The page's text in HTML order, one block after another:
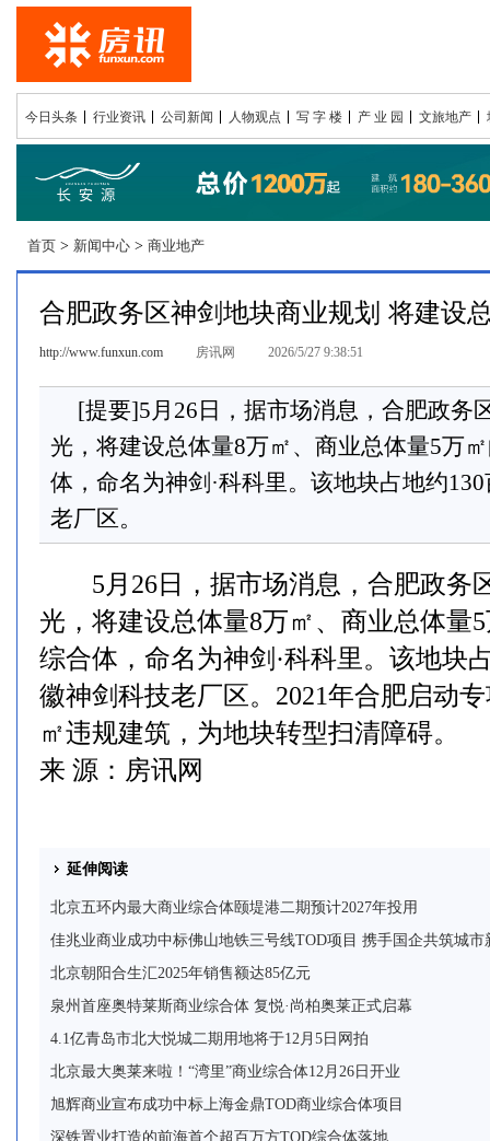
今日头条 行业资讯 公司新闻 人物观点 写 字 楼 产 业 园 文旅地产
首页 > 新闻中心 > 商业地产
合肥政务区神剑地块商业规划 将建设
http://www.funxun.com 房讯网 2026/5/27 9:38:51
[提要]5月26日，据市场消息，合肥政务
光，将建设总体量8万㎡、商业总体量5万
体，命名为神剑·科科里。该地块占地约
老厂区。
5月26日，据市场消息，合肥政务
光，将建设总体量8万㎡、商业总体量
综合体，命名为神剑·科科里。该地块
徽神剑科技老厂区。2021年合肥启动
㎡违规建筑，为地块转型扫清障碍。
来 源：房讯网
延伸阅读
北京五环内最大商业综合体颐堤港二期预计2027年投用
佳兆业商业成功中标佛山地铁三号线TOD项目 携手国企共筑城市
北京朝阳合生汇2025年销售额达85亿元
泉州首座奥特莱斯商业综合体 复悦·尚柏奥莱正式启幕
4.1亿青岛市北大悦城二期用地将于12月5日网拍
北京最大奥莱来啦！“湾里”商业综合体12月26日开业
旭辉商业宣布成功中标上海金鼎TOD商业综合体项目
深铁置业打造的前海首个超百万方TOD综合体落地